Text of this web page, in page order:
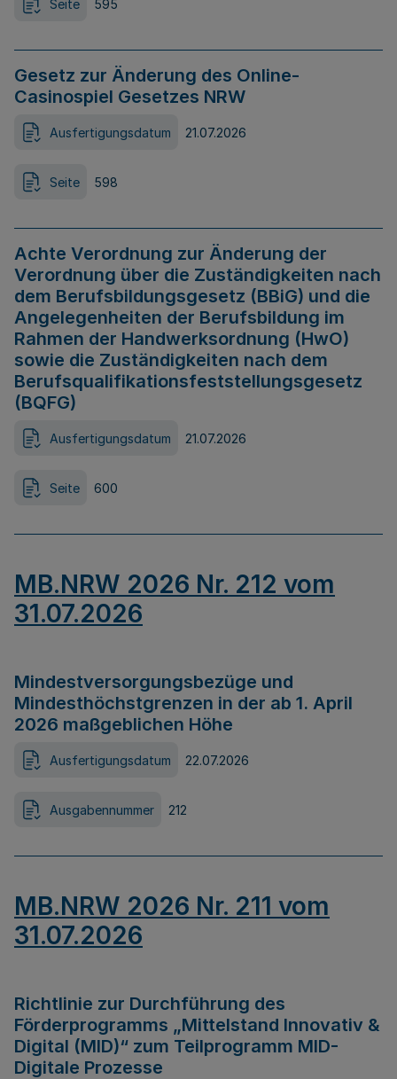
Seite 595
Gesetz zur Änderung des Online-
Casinospiel Gesetzes NRW
Ausfertigungsdatum 21.07.2026
Seite 598
Achte Verordnung zur Änderung der
Verordnung über die Zuständigkeiten nach
dem Berufsbildungsgesetz (BBiG) und die
Angelegenheiten der Berufsbildung im
Rahmen der Handwerksordnung (HwO)
sowie die Zuständigkeiten nach dem
Berufsqualifikationsfeststellungsgesetz
(BQFG)
Ausfertigungsdatum 21.07.2026
Seite 600
MB.NRW 2026 Nr. 212 vom
31.07.2026
Mindestversorgungsbezüge und
Mindesthöchstgrenzen in der ab 1. April
2026 maßgeblichen Höhe
Ausfertigungsdatum 22.07.2026
Ausgabennummer 212
MB.NRW 2026 Nr. 211 vom
31.07.2026
Richtlinie zur Durchführung des
Förderprogramms „Mittelstand Innovativ &
Digital (MID)“ zum Teilprogramm MID-
Digitale Prozesse